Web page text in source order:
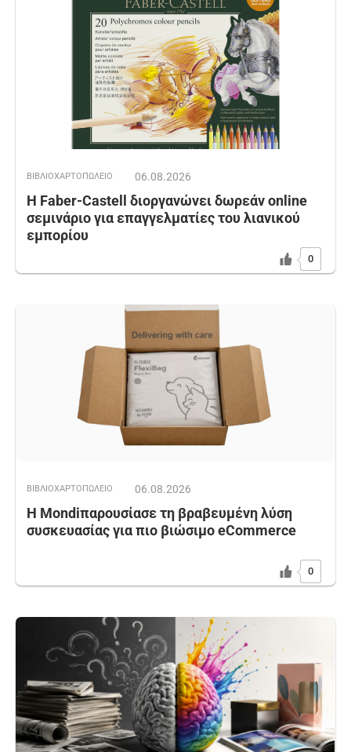
ΒΙΒΛΙΟΧΑΡΤΟΠΩΛΕΙΟ 06.08.2026
Η Faber-Castell διοργανώνει δωρεάν online
σεμινάριο για επαγγελματίες του λιανικού
εμπορίου
0
ΒΙΒΛΙΟΧΑΡΤΟΠΩΛΕΙΟ 06.08.2026
Η Mondiπαρουσίασε τη βραβευμένη λύση
συσκευασίας για πιο βιώσιμο eCommerce
0